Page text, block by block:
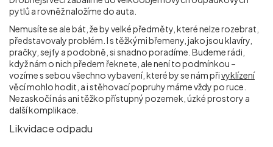
pytlů a rovněž naložíme do auta.
Nemusíte se ale bát, že by velké předměty, které nelze rozebrat,
představovaly problém. I s těžkými břemeny, jako jsou klavíry,
pračky, sejfy a podobně, si snadno poradíme. Budeme rádi,
když nám o nich předem řeknete, ale není to podmínkou –
vozíme s sebou všechno vybavení, které by se nám přivyklízení
věcí mohlo hodit, a i stěhovací popruhy máme vždy po ruce.
Nezaskočí nás ani těžko přístupný pozemek, úzké prostory a
další komplikace.
Likvidace odpadu